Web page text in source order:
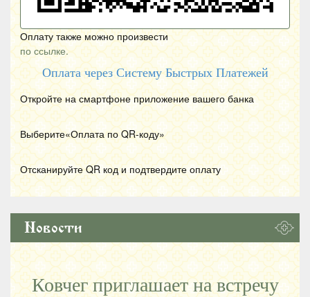
Оплату также можно произвести
по ссылке.
Оплата через Систему Быстрых Платежей
Откройте на смартфоне приложение вашего банка
Выберите«Оплата по QR-коду»
Отсканируйте QR код и подтвердите оплату
Новости
Ковчег приглашает на встречу